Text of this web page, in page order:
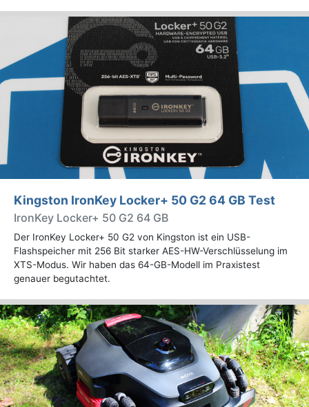
Kingston IronKey Locker+ 50 G2 64 GB Test
IronKey Locker+ 50 G2 64 GB
Der IronKey Locker+ 50 G2 von Kingston ist ein USB-
Flashspeicher mit 256 Bit starker AES-HW-Verschlüsselung im
XTS-Modus. Wir haben das 64-GB-Modell im Praxistest
genauer begutachtet.